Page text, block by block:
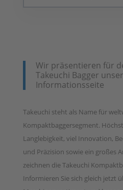
Wir präsentieren für
Takeuchi Bagger
Informationsseite
Takeuchi steht als Name für
Kompaktbaggersegment.
Langlebigkeit, viel Innovation,
und Präzision sowie ein großes
zeichnen die Takeuchi
Informieren Sie sich gleich jetzt